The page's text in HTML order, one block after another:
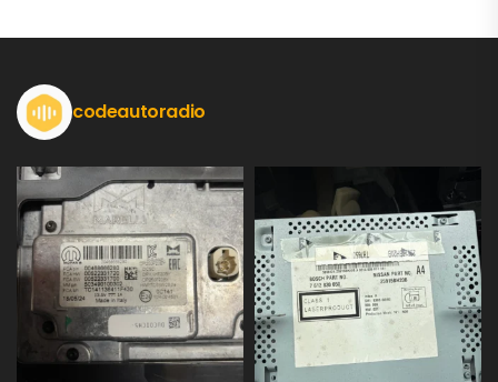
codeautoradio